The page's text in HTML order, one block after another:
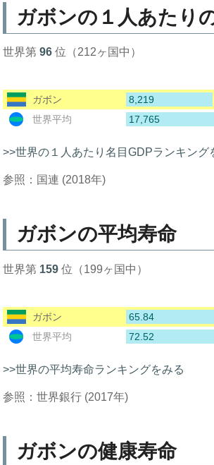
ガボンの１人あたり
世界第96 位（212ヶ国中）
ガボン
8,219
世界平均
17,765
>>世界の１人あたり名目GDPランキング
参照：国連 (2018年)
ガボンの平均寿命
世界第 159 位（199ヶ国中）
ガボン
65.84
世界平均
72.52
>>世界の平均寿命ランキングをみる
参照：世界銀行 (2017年)
ガボンの健康寿命